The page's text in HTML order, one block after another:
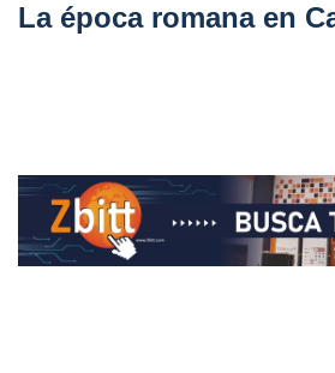
La época romana en